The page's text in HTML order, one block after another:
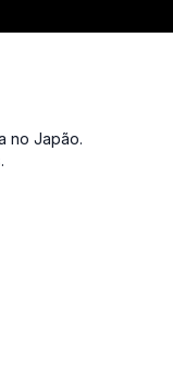
no Japão.